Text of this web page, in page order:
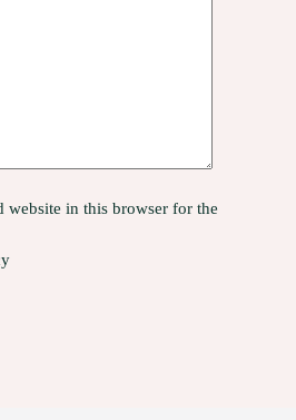
website in this browser for the